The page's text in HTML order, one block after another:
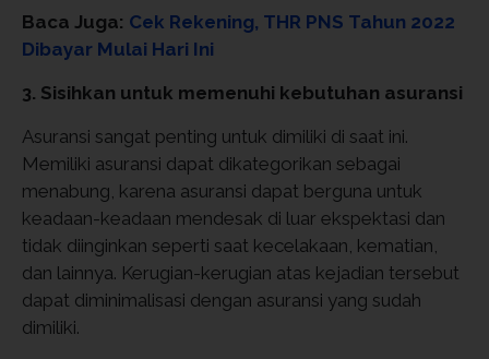
Baca Juga: Cek Rekening, THR PNS Tahun 2022
Dibayar Mulai Hari Ini
3. Sisihkan untuk memenuhi kebutuhan asuransi
Asuransi sangat penting untuk dimiliki di saat ini.
Memiliki asuransi dapat dikategorikan sebagai
menabung, karena asuransi dapat berguna untuk
keadaan-keadaan mendesak di luar ekspektasi dan
tidak diinginkan seperti saat kecelakaan, kematian,
dan lainnya. Kerugian-kerugian atas kejadian tersebut
dapat diminimalisasi dengan asuransi yang sudah
dimiliki.